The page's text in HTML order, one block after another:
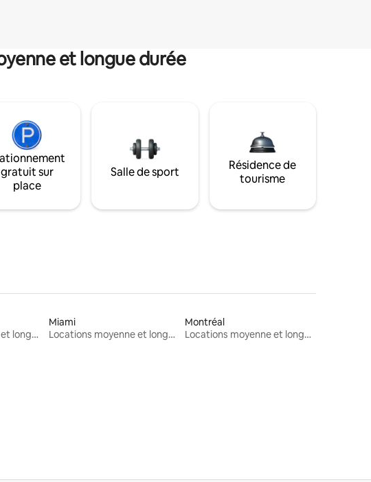
et longue durée
gratuit sur
place
Salle de sport
Résidence de
tourisme
Locations moyenne et longue durée
Miami
Locations moyenne et longue durée
Montréal
Locations moyenne et longue durée